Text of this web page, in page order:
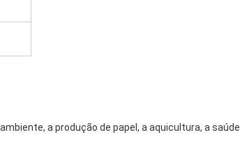
a produção de papel, a aquicultura, a saúde.